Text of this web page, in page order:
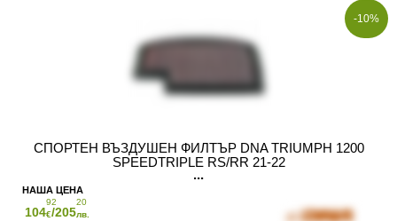
-10%
СПОРТЕН ВЪЗДУШЕН ФИЛТЪР DNA TRIUMPH 1200
SPEEDTRIPLE RS/RR 21-22
104
92
€/205
20
лв.